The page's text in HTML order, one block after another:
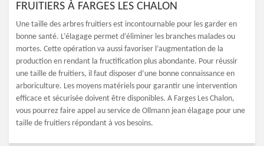
FRUITIERS À FARGES LES CHALON
Une taille des arbres fruitiers est incontournable pour les garder en
bonne santé. L’élagage permet d’éliminer les branches malades ou
mortes. Cette opération va aussi favoriser l’augmentation de la
production en rendant la fructification plus abondante. Pour réussir
une taille de fruitiers, il faut disposer d’une bonne connaissance en
arboriculture. Les moyens matériels pour garantir une intervention
efficace et sécurisée doivent être disponibles. A Farges Les Chalon,
vous pourrez faire appel au service de Ollmann jean élagage pour une
taille de fruitiers répondant à vos besoins.